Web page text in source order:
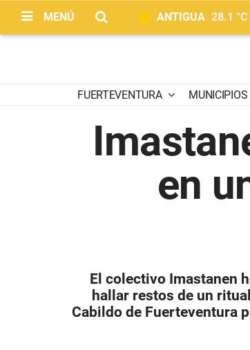
MENÚ ANTIGUA 28.1 °C
FUERTEVENTURA MUNICIPIOS
en
El colectivo Imastanen
hallar restos de un
Cabildo de Fuerteventura